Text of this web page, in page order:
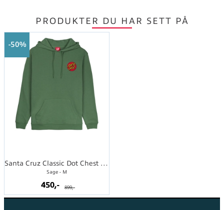
PRODUKTER DU HAR SETT PÅ
50%
Santa Cruz Classic Dot Chest Hood
Sage - M
450,- 899,-